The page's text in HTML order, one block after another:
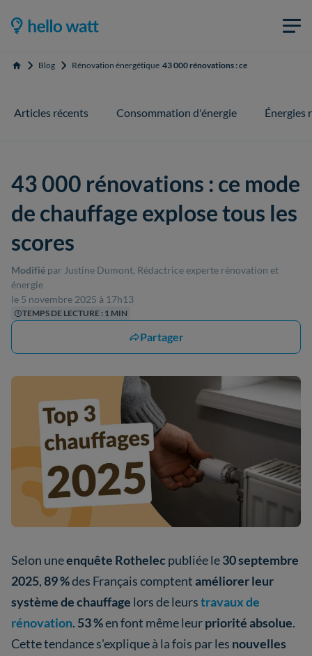
Accueil Blog Rénovation énergétique 43 000 rénovations : ce mode de
Articles récents Consommation d'énergie Énergies
43 000 rénovations : ce mode
de chauffage explose tous les
scores
Modifié par Justine Dumont, Rédactrice experte rénovation et
énergie
le 5 novembre 2025 à 17h13
TEMPS DE LECTURE : 1 MIN
Partager
Selon uneenquête Rothelec publiée le30 septembre
2025,89 %des Français comptentaméliorer leur
système de chauffage lors de leurstravaux de
rénovation. 53 %en font même leurpriorité absolue.
Cette tendance s'explique à la fois par les nouvelles